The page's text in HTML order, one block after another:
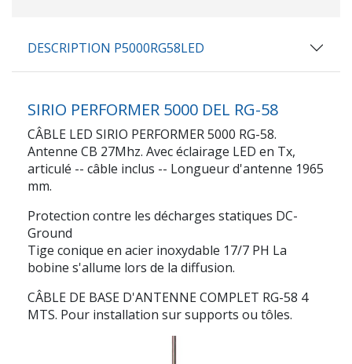
DESCRIPTION P5000RG58LED
SIRIO PERFORMER 5000 DEL RG-58
CÂBLE LED SIRIO PERFORMER 5000 RG-58.
Antenne CB 27Mhz. Avec éclairage LED en Tx,
articulé -- câble inclus -- Longueur d'antenne 1965
mm.
Protection contre les décharges statiques DC-
Ground
Tige conique en acier inoxydable 17/7 PH La
bobine s'allume lors de la diffusion.
CÂBLE DE BASE D'ANTENNE COMPLET RG-58 4
MTS. Pour installation sur supports ou tôles.